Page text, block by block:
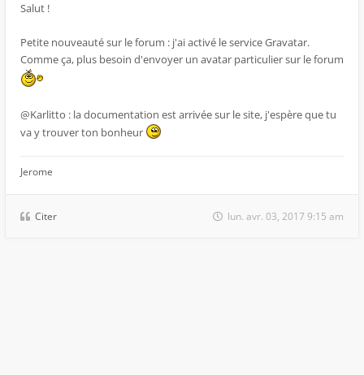
Salut !
Petite nouveauté sur le forum : j'ai activé le service Gravatar.
Comme ça, plus besoin d'envoyer un avatar particulier sur le forum
@Karlitto : la documentation est arrivée sur le site, j'espère que tu
va y trouver ton bonheur
Jerome
Citer lun. avr. 03, 2017 9:15 am